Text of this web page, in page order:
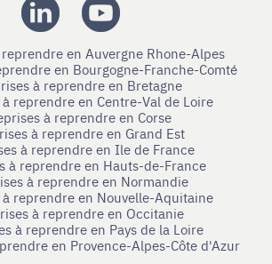
en Auvergne Rhone-Alpes
en Bourgogne-Franche-Comté
à reprendre en Bretagne
reprendre en Centre-Val de Loire
à reprendre en Corse
à reprendre en Grand Est
à reprendre en Ile de France
à reprendre en Hauts-de-France
à reprendre en Normandie
reprendre en Nouvelle-Aquitaine
à reprendre en Occitanie
à reprendre en Pays de la Loire
en Provence-Alpes-Côte d'Azur